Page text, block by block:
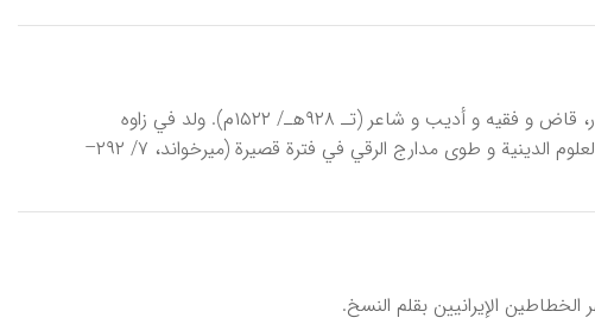
اِخْتیارُ الدّینِ التُّرْبَتّي، الحسن بن غیاث‌الدین الحسیني، الشهیر بقاضي اختیار، قاض و فقیه و أدیب و شاعر (تـ ۹۲۸هـ/ ۱۵۲۲م). ولد في زاوه
(تربت‌حیدریة) و ذهب في شبابه إلی دار السلطنة في هراة و درس هناک العلوم الدینیة و طوی مدارج الرقي في فترة قصیرة (میرخواند، ۷/ ۲۹۲–